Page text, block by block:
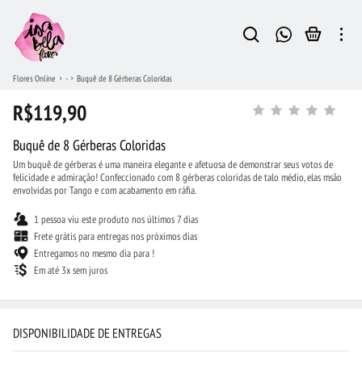
Flores Online - Buquê de 8 Gérberas Coloridas
R$119,90
Buquê de 8 Gérberas Coloridas
Um buquê de gérberas é uma maneira elegante e afetuosa de demonstrar seus votos de
felicidade e admiração! Confeccionado com 8 gérberas coloridas de talo médio, elas msão
envolvidas por Tango e com acabamento em ráfia.
1 pessoa viu este produto nos últimos 7 dias
Frete grátis para entregas nos próximos dias
Entregamos no mesmo dia para !
Em até 3x sem juros
DISPONIBILIDADE DE ENTREGAS